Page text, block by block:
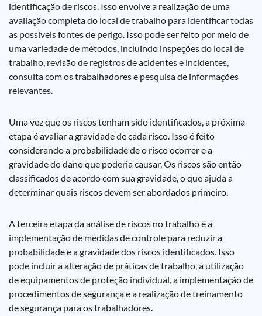
identificação de riscos. Isso envolve a realização de uma
avaliação completa do local de trabalho para identificar todas
as possíveis fontes de perigo. Isso pode ser feito por meio de
uma variedade de métodos, incluindo inspeções do local de
trabalho, revisão de registros de acidentes e incidentes,
consulta com os trabalhadores e pesquisa de informações
relevantes.
Uma vez que os riscos tenham sido identificados, a próxima
etapa é avaliar a gravidade de cada risco. Isso é feito
considerando a probabilidade de o risco ocorrer e a
gravidade do dano que poderia causar. Os riscos são então
classificados de acordo com sua gravidade, o que ajuda a
determinar quais riscos devem ser abordados primeiro.
A terceira etapa da análise de riscos no trabalho é a
implementação de medidas de controle para reduzir a
probabilidade e a gravidade dos riscos identificados. Isso
pode incluir a alteração de práticas de trabalho, a utilização
de equipamentos de proteção individual, a implementação de
procedimentos de segurança e a realização de treinamento
de segurança para os trabalhadores.